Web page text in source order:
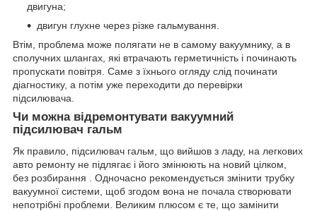
двигуна;
двигун глухне через різке гальмування.
Втім, проблема може полягати не в самому вакуумнику, а в
сполучних шлангах, які втрачають герметичність і починають
пропускати повітря. Саме з їхнього огляду слід починати
діагностику, а потім уже переходити до перевірки
підсилювача.
Чи можна відремонтувати вакуумний
підсилювач гальм
Як правило, підсилювач гальм, що вийшов з ладу, на легкових
авто ремонту не підлягає і його змінюють на новий цілком,
без розбирання . Одночасно рекомендується змінити трубку
вакуумної системи, щоб згодом вона не почала створювати
непотрібні проблеми. Великим плюсом є те, що замінити